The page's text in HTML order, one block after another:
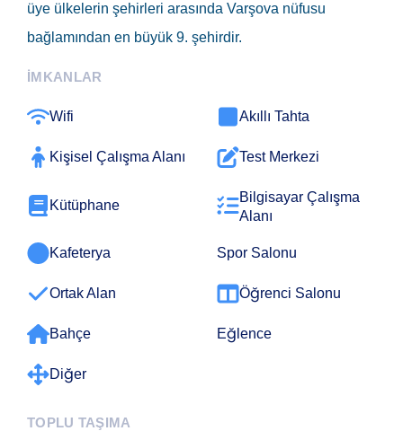
üye ülkelerin şehirleri arasında Varşova nüfusu
bağlamından en büyük 9. şehirdir.
İMKANLAR
Wifi Akıllı Tahta
Kişisel Çalışma Alanı Test Merkezi
Kütüphane
Bilgisayar Çalışma
Alanı
Kafeterya Spor Salonu
Ortak Alan Öğrenci Salonu
Bahçe Eğlence
Diğer
TOPLU TAŞIMA